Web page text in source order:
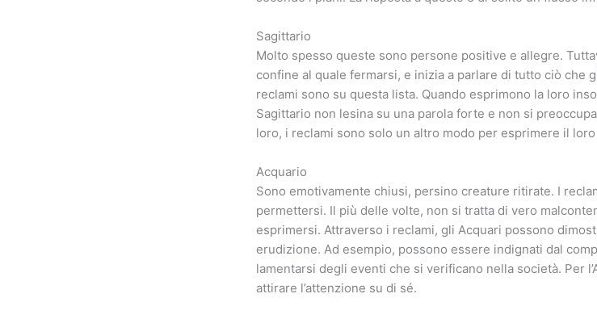
Sagittario
Molto spesso queste sono persone positive e allegre.
confine al quale fermarsi, e inizia a parlare di tutto ciò che
reclami sono su questa lista. Quando esprimono la loro
Sagittario non lesina su una parola forte e non si
loro, i reclami sono solo un altro modo per esprimere il
Acquario
Sono emotivamente chiusi, persino creature ritirate. I
permettersi. Il più delle volte, non si tratta di vero
esprimersi. Attraverso i reclami, gli Acquari possono
erudizione. Ad esempio, possono essere indignati dal
lamentarsi degli eventi che si verificano nella società. Per
attirare l’attenzione su di sé.